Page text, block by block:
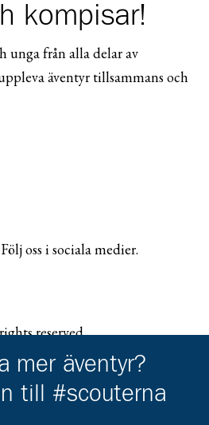
kompisar!
unga från alla delar av
äventyr tillsammans och
oss i sociala medier.
reserved.
mer äventyr?
till #scouterna